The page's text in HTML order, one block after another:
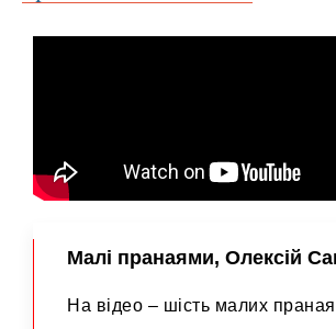
Малі пранаями, Олексій
На відео – шість малих